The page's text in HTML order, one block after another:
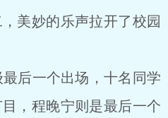
美妙的乐声拉开了校园
一个出场，十名同学
，程晚宁则是最后一个